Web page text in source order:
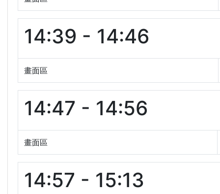
14:39 - 14:46
畫面區
14:47 - 14:56
畫面區
14:57 - 15:13